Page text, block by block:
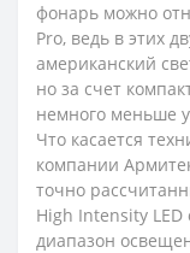
фонарь можно
Pro, ведь в этих
американский
но за счет
немного меньше
Что касается
компании
точно
High Intensity
диапазон